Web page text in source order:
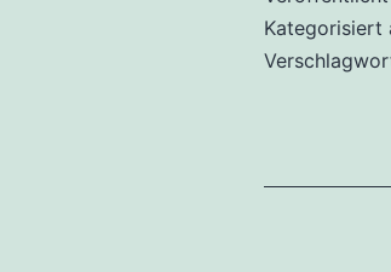
Kategorisiert